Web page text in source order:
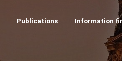
Publications Information